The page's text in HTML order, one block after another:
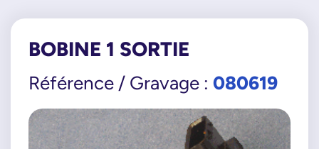
BOBINE 1 SORTIE
Référence / Gravage : 080619